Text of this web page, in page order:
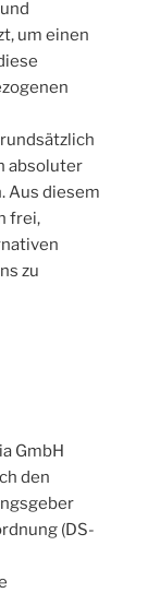
um einen
absoluter
Aus diesem
frei,
zu
GmbH
den
(DS-